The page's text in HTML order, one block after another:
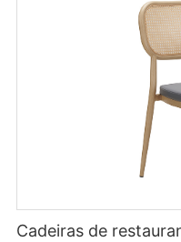
Cadeiras de